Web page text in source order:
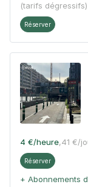
(tarifs dégressifs)
Réserver
4 €/heure,41 €/
Réserver
+ Abonnements